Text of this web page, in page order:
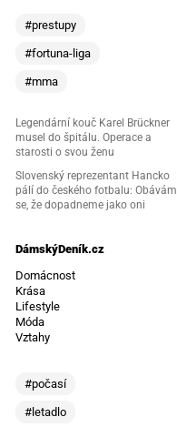
#prestupy
#fortuna-liga
#mma
Legendární kouč Karel Brückner
musel do špitálu. Operace a
starosti o svou ženu
Slovenský reprezentant Hancko
pálí do českého fotbalu: Obávám
se, že dopadneme jako oni
DámskýDeník.cz
Domácnost
Krása
Lifestyle
Móda
Vztahy
#počasí
#letadlo